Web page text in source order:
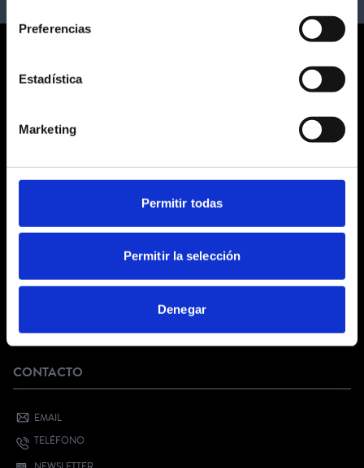
Preferencias
Estadística
Marketing
Permitir todas
Permitir la selección
Denegar
CONDICIONES GENERALES
AVISO LEGAL
PRIVACIDAD EN RRSS
SERVICIO AL CLIENTE
FAQ
¿QUIERES VENDER CON NOSOTROS?
BONO CULTURAL JOVEN
CONTACTO
EMAIL
TELÉFONO